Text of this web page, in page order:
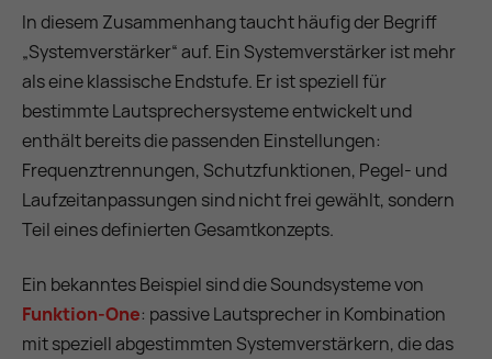
In diesem Zusammenhang taucht häufig der Begriff
„Systemverstärker“ auf. Ein Systemverstärker ist mehr
als eine klassische Endstufe. Er ist speziell für
bestimmte Lautsprechersysteme entwickelt und
enthält bereits die passenden Einstellungen:
Frequenztrennungen, Schutzfunktionen, Pegel- und
Laufzeitanpassungen sind nicht frei gewählt, sondern
Teil eines definierten Gesamtkonzepts.
Ein bekanntes Beispiel sind die Soundsysteme von
Funktion-One: passive Lautsprecher in Kombination
mit speziell abgestimmten Systemverstärkern, die das